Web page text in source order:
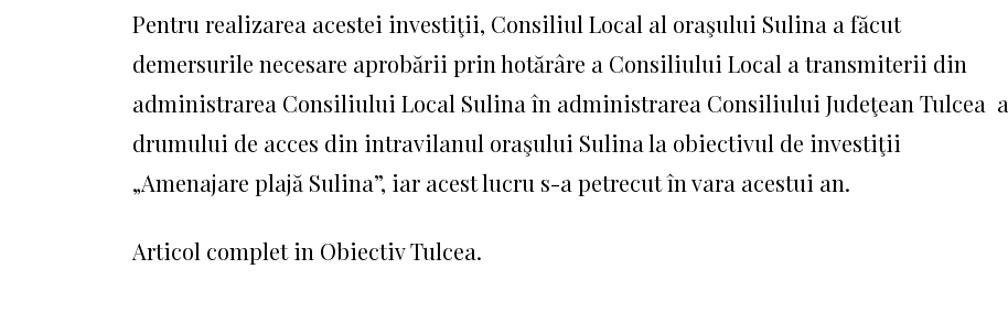
Pentru realizarea acestei inves­tiţii, Consiliul Local al oraşului Sulina a făcut
demersurile necesare aprobării prin hotărâre a Consiliului Local a transmiterii din
administrarea Consiliului Lo­cal Sulina în administrarea Con­siliu­lui Judeţean Tulcea a
drumului de acces din intravilanul ora­şului Sulina la obiectivul de in­vestiţii
„Amenajare plajă Sulina”, iar acest lucru s-a petrecut în vara acestui an.
Articol complet in Obiectiv Tulcea.